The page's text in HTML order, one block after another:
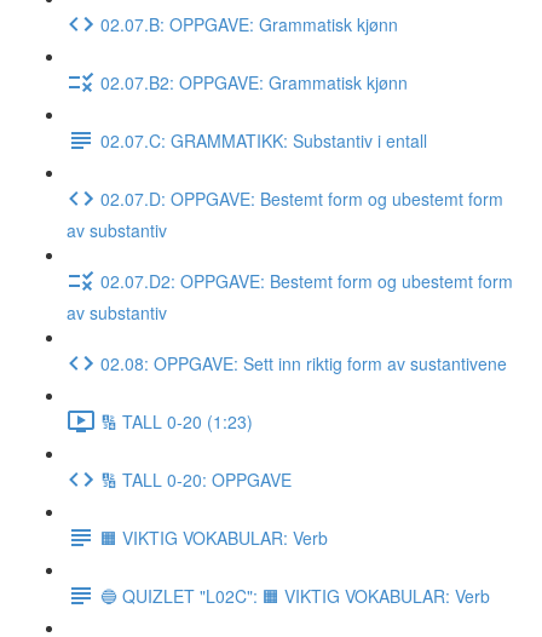
02.07.B: OPPGAVE: Grammatisk kjønn
02.07.B2: OPPGAVE: Grammatisk kjønn
02.07.C: GRAMMATIKK: Substantiv i entall
02.07.D: OPPGAVE: Bestemt form og ubestemt form
av substantiv
02.07.D2: OPPGAVE: Bestemt form og ubestemt form
av substantiv
02.08: OPPGAVE: Sett inn riktig form av sustantivene
🔢 TALL 0-20 (1:23)
🔢 TALL 0-20: OPPGAVE
🟧 VIKTIG VOKABULAR: Verb
🔵 QUIZLET "L02C": 🟧 VIKTIG VOKABULAR: Verb